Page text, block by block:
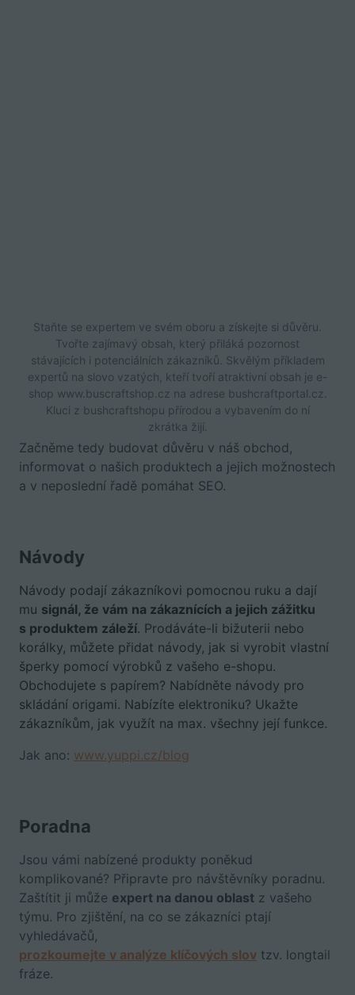
Staňte se expertem ve svém oboru a získejte si důvěru.
Tvořte zajímavý obsah, který přiláká pozornost
stávajících i potenciálních zákazníků. Skvělým příkladem
expertů na slovo vzatých, kteří tvoří atraktivní obsah je e-
shop www.buscraftshop.cz na adrese bushcraftportal.cz.
Kluci z bushcraftshopu přírodou a vybavením do ní
zkrátka žijí.
Začněme tedy budovat důvěru v náš obchod,
informovat o našich produktech a jejich možnostech
a v neposlední řadě pomáhat SEO.
Návody
Návody podají zákazníkovi pomocnou ruku a dají
mu signál, že vám na zákaznících a jejich zážitku
s produktem záleží. Prodáváte-li bižuterii nebo
korálky, můžete přidat návody, jak si vyrobit vlastní
šperky pomocí výrobků z vašeho e-shopu.
Obchodujete s papírem? Nabídněte návody pro
skládání origami. Nabízíte elektroniku? Ukažte
zákazníkům, jak využít na max. všechny její funkce.
Jak ano: www.yuppi.cz/blog
Poradna
Jsou vámi nabízené produkty poněkud
komplikované? Připravte pro návštěvníky poradnu.
Zaštítit ji může expert na danou oblast z vašeho
týmu. Pro zjištění, na co se zákazníci ptají
vyhledávačů,
prozkoumejte v analýze klíčových slov tzv. longtail
fráze.